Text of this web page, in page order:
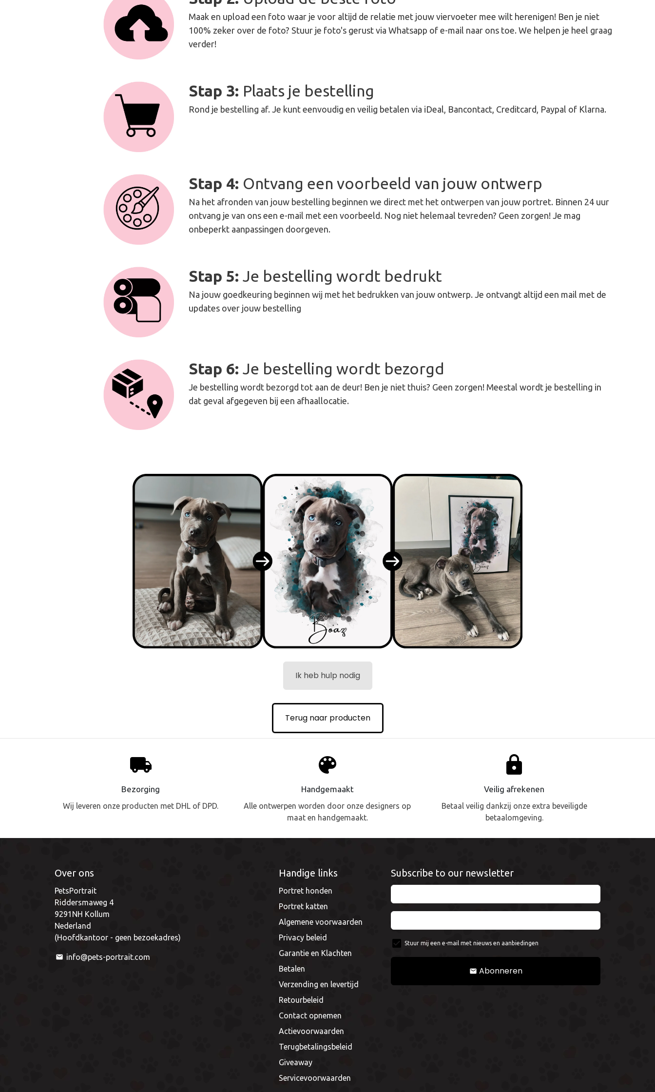
Maak en upload een foto waar je voor altijd de relatie met jouw viervoeter mee wilt herenigen! Ben je niet
100% zeker over de foto? Stuur je foto's gerust via Whatsapp of e-mail naar ons toe. We helpen je heel graag
verder!
Stap 3: Plaats je bestelling
Rond je bestelling af. Je kunt eenvoudig en veilig betalen via iDeal, Bancontact, Creditcard, Paypal of Klarna.
Stap 4: Ontvang een voorbeeld van jouw ontwerp
Na het afronden van jouw bestelling beginnen we direct met het ontwerpen van jouw portret. Binnen 24 uur
ontvang je van ons een e-mail met een voorbeeld. Nog niet helemaal tevreden? Geen zorgen! Je mag
onbeperkt aanpassingen doorgeven.
Stap 5: Je bestelling wordt bedrukt
Na jouw goedkeuring beginnen wij met het bedrukken van jouw ontwerp. Je ontvangt altijd een mail met de
updates over jouw bestelling
Stap 6: Je bestelling wordt bezorgd
Je bestelling wordt bezorgd tot aan de deur! Ben je niet thuis? Geen zorgen! Meestal wordt je bestelling in
dat geval afgegeven bij een afhaallocatie.
Ik heb hulp nodig
Terug naar producten
local_shipping
Bezorging
Wij leveren onze producten met DHL of DPD.
palette
Handgemaakt
Alle ontwerpen worden door onze designers op
maat en handgemaakt.
lock
Veilig afrekenen
Betaal veilig dankzij onze extra beveiligde
betaalomgeving.
Over ons
PetsPortrait
Riddersmaweg 4
9291NH Kollum
Nederland
(Hoofdkantoor - geen bezoekadres)
email info@pets-portrait.com
Handige links
Portret honden
Portret katten
Algemene voorwaarden
Privacy beleid
Garantie en Klachten
Betalen
Verzending en levertijd
Retourbeleid
Contact opnemen
Actievoorwaarden
Terugbetalingsbeleid
Giveaway
Servicevoorwaarden
Subscribe to our newsletter
Stuur mij een e-mail met nieuws en aanbiedingen
email Abonneren